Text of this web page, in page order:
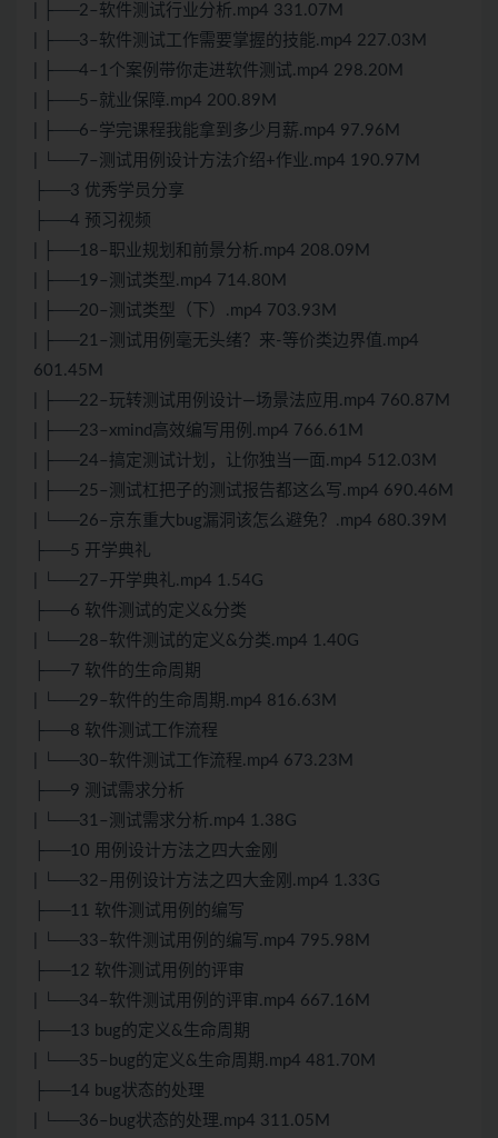
| ├──2–软件测试行业分析.mp4 331.07M
| ├──3–软件测试工作需要掌握的技能.mp4 227.03M
| ├──4–1个案例带你走进软件测试.mp4 298.20M
| ├──5–就业保障.mp4 200.89M
| ├──6–学完课程我能拿到多少月薪.mp4 97.96M
| └──7–测试用例设计方法介绍+作业.mp4 190.97M
├──3 优秀学员分享
├──4 预习视频
| ├──18–职业规划和前景分析.mp4 208.09M
| ├──19–测试类型.mp4 714.80M
| ├──20–测试类型（下）.mp4 703.93M
| ├──21–测试用例毫无头绪？来-等价类边界值.mp4
601.45M
| ├──22–玩转测试用例设计—场景法应用.mp4 760.87M
| ├──23–xmind高效编写用例.mp4 766.61M
| ├──24–搞定测试计划，让你独当一面.mp4 512.03M
| ├──25–测试杠把子的测试报告都这么写.mp4 690.46M
| └──26–京东重大bug漏洞该怎么避免？.mp4 680.39M
├──5 开学典礼
| └──27–开学典礼.mp4 1.54G
├──6 软件测试的定义&分类
| └──28–软件测试的定义&分类.mp4 1.40G
├──7 软件的生命周期
| └──29–软件的生命周期.mp4 816.63M
├──8 软件测试工作流程
| └──30–软件测试工作流程.mp4 673.23M
├──9 测试需求分析
| └──31–测试需求分析.mp4 1.38G
├──10 用例设计方法之四大金刚
| └──32–用例设计方法之四大金刚.mp4 1.33G
├──11 软件测试用例的编写
| └──33–软件测试用例的编写.mp4 795.98M
├──12 软件测试用例的评审
| └──34–软件测试用例的评审.mp4 667.16M
├──13 bug的定义&生命周期
| └──35–bug的定义&生命周期.mp4 481.70M
├──14 bug状态的处理
| └──36–bug状态的处理.mp4 311.05M